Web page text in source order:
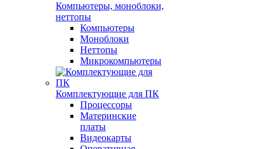
Компьютеры, моноблоки,
неттопы
Компьютеры
Моноблоки
Неттопы
Микрокомпьютеры
Комплектующие для ПК
Процессоры
Материнские
платы
Видеокарты